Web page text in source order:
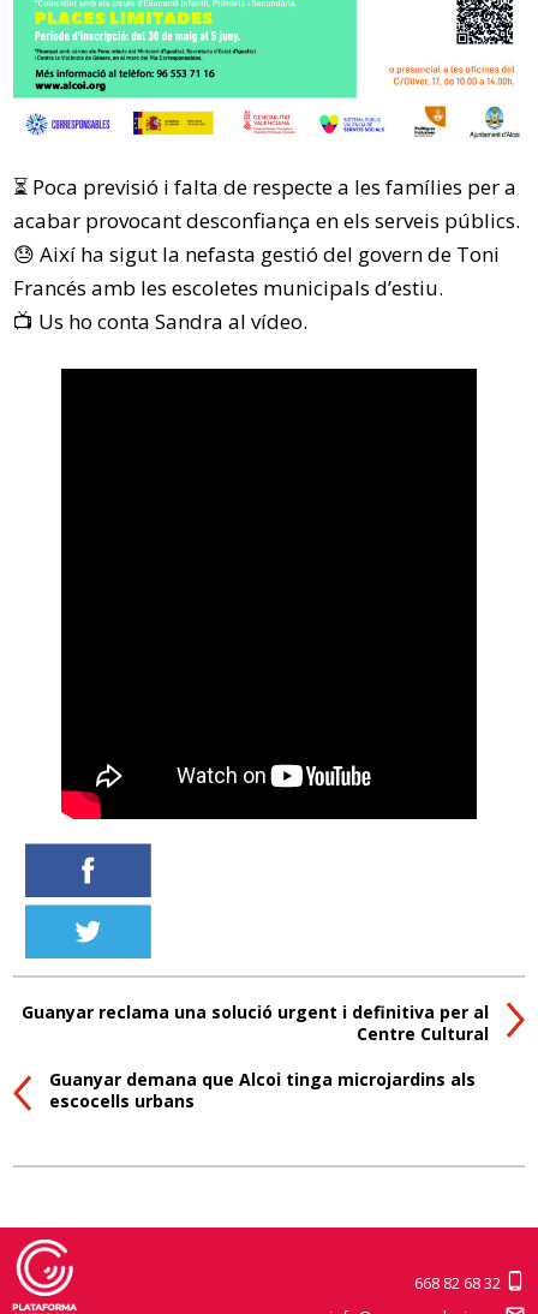
⏳ Poca previsió i falta de respecte a les famílies per a
acabar provocant desconfiança en els serveis públics.
😓 Així ha sigut la nefasta gestió del govern de Toni
Francés amb les escoletes municipals d’estiu.
📺 Us ho conta Sandra al vídeo.
Guanyar reclama una solució urgent i definitiva per al
Centre Cultural
Guanyar demana que Alcoi tinga microjardins als
escocells urbans
668 82 68 32